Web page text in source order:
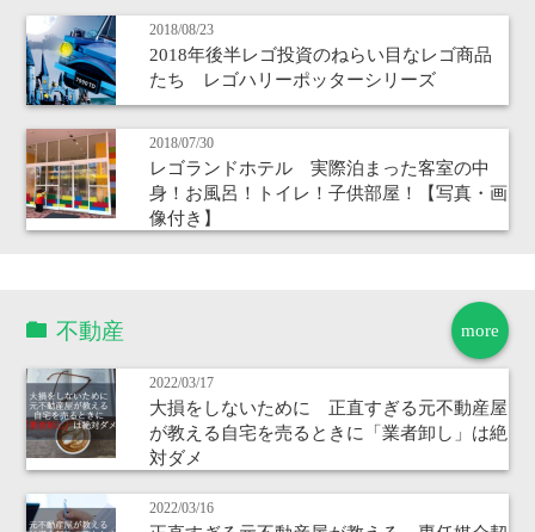
2018/08/23
2018年後半レゴ投資のねらい目なレゴ商品
たち レゴハリーポッターシリーズ
2018/07/30
レゴランドホテル 実際泊まった客室の中
身！お風呂！トイレ！子供部屋！【写真・画
像付き】
more
不動産
2022/03/17
大損をしないために 正直すぎる元不動産屋
が教える自宅を売るときに「業者卸し」は絶
対ダメ
2022/03/16